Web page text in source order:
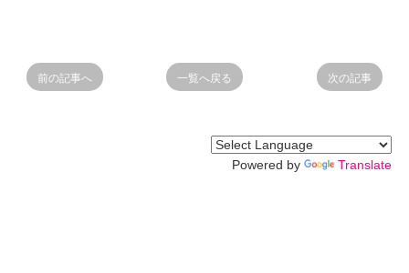
次の記事
一覧へ戻る
前の記事へ
Powered by Translate